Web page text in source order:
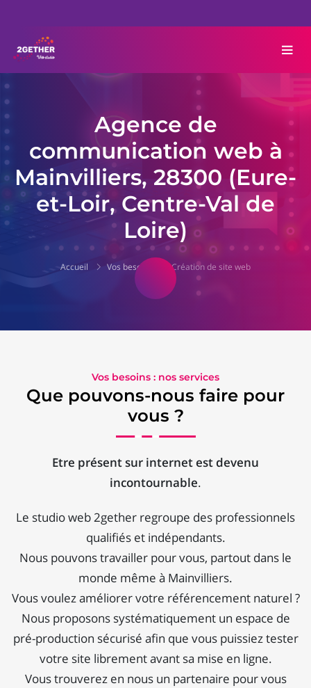
Agence de
communication web à
Mainvilliers, 28300 (Eure-
et-Loir, Centre-Val de
Loire)
Accueil Vos besoins Création de site web
Vos besoins : nos services
Que pouvons-nous faire pour
vous ?
Etre présent sur internet est devenu
incontournable.
Le studio web 2gether regroupe des professionnels
qualifiés et indépendants.
Nous pouvons travailler pour vous, partout dans le
monde même à Mainvilliers.
Vous voulez améliorer votre référencement naturel ?
Nous proposons systématiquement un espace de
pré-production sécurisé afin que vous puissiez tester
votre site librement avant sa mise en ligne.
Vous trouverez en nous un partenaire pour vous